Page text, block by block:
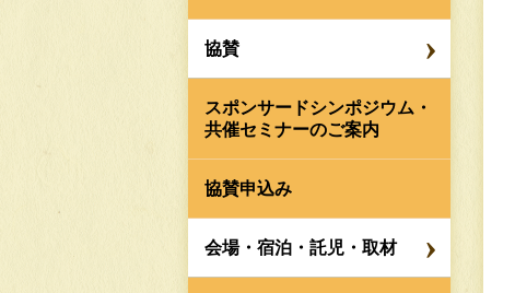
協賛
スポンサードシンポジウム・
共催セミナーのご案内
協賛申込み
会場・宿泊・託児・取材